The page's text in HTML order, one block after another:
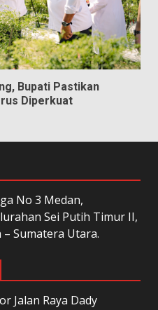
Bupati Pastikan
Diperkuat
No 3 Medan,
Sei Putih Timur II,
Sumatera Utara.
Jalan Raya Dady